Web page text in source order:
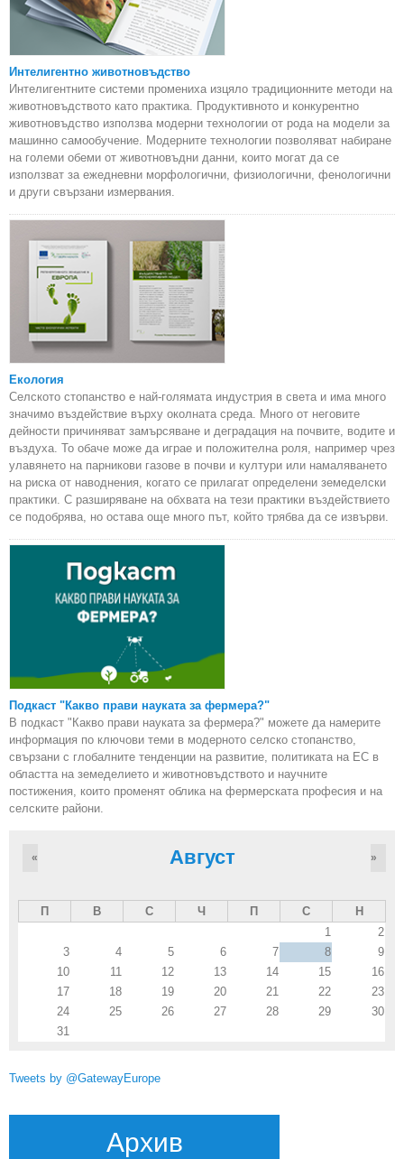
Интелигентно животновъдство
Интелигентните системи промениха изцяло традиционните методи на
животновъдството като практика. Продуктивното и конкурентно
животновъдство използва модерни технологии от рода на модели за
машинно самообучение. Модерните технологии позволяват набиране
на големи обеми от животновъдни данни, които могат да се
използват за ежедневни морфологични, физиологични, фенологични
и други свързани измервания.
Екология
Селското стопанство е най-голямата индустрия в света и има много
значимо въздействие върху околната среда. Много от неговите
дейности причиняват замърсяване и деградация на почвите, водите и
въздуха. То обаче може да играе и положителна роля, например чрез
улавянето на парникови газове в почви и култури или намаляването
на риска от наводнения, когато се прилагат определени земеделски
практики. С разширяване на обхвата на тези практики въздействието
се подобрява, но остава още много път, който трябва да се извърви.
Подкаст "Какво прави науката за фермера?"
В подкаст "Какво прави науката за фермера?" можете да намерите
информация по ключови теми в модерното селско стопанство,
свързани с глобалните тенденции на развитие, политиката на ЕС в
областта на земеделието и животновъдството и научните
постижения, които променят облика на фермерската професия и на
селските райони.
Август
« »
П В С Ч П С
Н
1
2
3
4 5 6 7 8
9
10
11 12 13 14 15
16
17
18 19 20 21 22
23
24
25 26 27 28 29
30
31
Tweets by @GatewayEurope
Архив